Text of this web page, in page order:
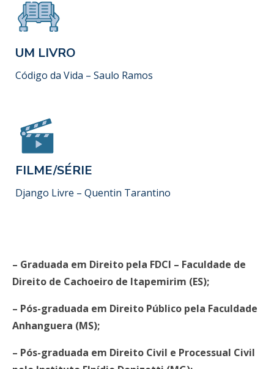
UM LIVRO
Código da Vida – Saulo Ramos
FILME/SÉRIE
Django Livre – Quentin Tarantino
– Graduada em Direito pela FDCI – Faculdade de
Direito de Cachoeiro de Itapemirim (ES);
– Pós-graduada em Direito Público pela Faculdade
Anhanguera (MS);
– Pós-graduada em Direito Civil e Processual Civil